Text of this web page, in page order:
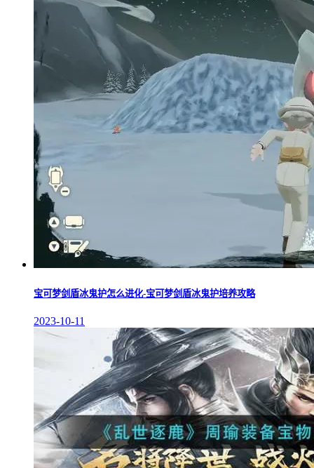
宝可梦剑盾冰鬼护怎么进化-宝可梦剑盾冰鬼护培养攻略
2023-10-11